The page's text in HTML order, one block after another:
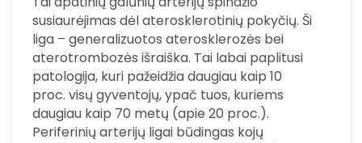
susiaurėjimas dėl aterosklerotinių pokyčių. Ši
liga – generalizuotos aterosklerozės bei
aterotrombozės išraiška. Tai labai paplitusi
patologija, kuri pažeidžia daugiau kaip 10
proc. visų gyventojų, ypač tuos, kuriems
daugiau kaip 70 metų (apie 20 proc.).
Periferinių arterijų ligai būdingas kojų